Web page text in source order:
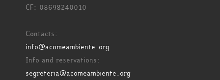
CF: 08698240010
Contacts:
info@acomeambiente.org
Info and reservations:
segreteria@acomeambiente.org